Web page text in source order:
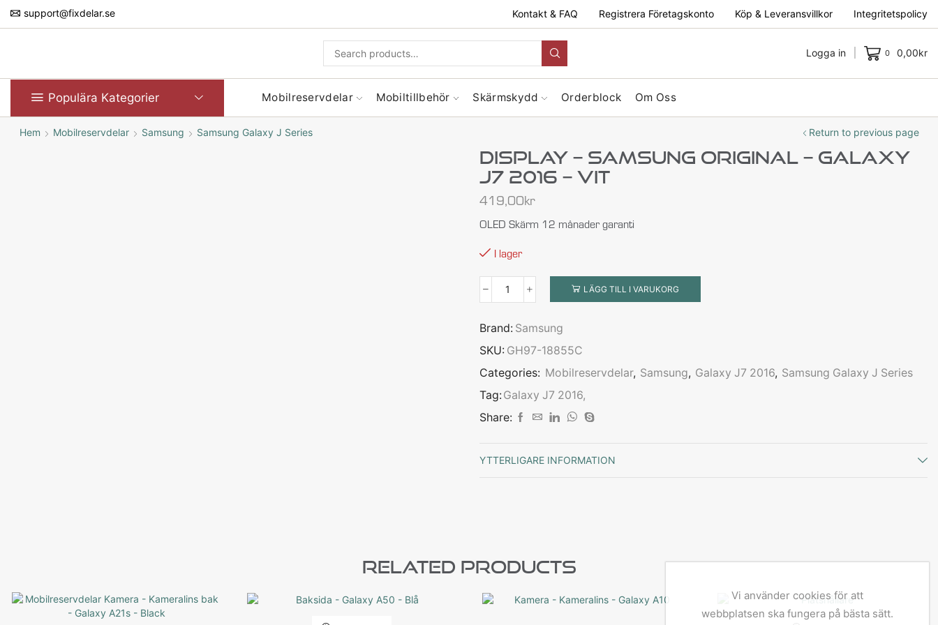
support@fixdelar.se Kontakt & FAQ Registrera Företagskonto Köp & Leveransvillkor Integritetspolicy
Logga in 0 0,00kr
Populära Kategorier Mobilreservdelar Mobiltillbehör Skärmskydd Orderblock Om Oss
Hem Mobilreservdelar Samsung Samsung Galaxy J Series Return to previous page
Display – Samsung Original – Galaxy
J7 2016 – Vit
419,00kr
OLED Skärm 12 månader garanti
I lager
LÄGG TILL I VARUKORG
Brand: Samsung
SKU: GH97-18855C
Categories: Mobilreservdelar, Samsung, Galaxy J7 2016, Samsung Galaxy J Series
Tag: Galaxy J7 2016,
Share:
YTTERLIGARE INFORMATION
Related Products
Vi använder cookies för att
webbplatsen ska fungera på bästa sätt.